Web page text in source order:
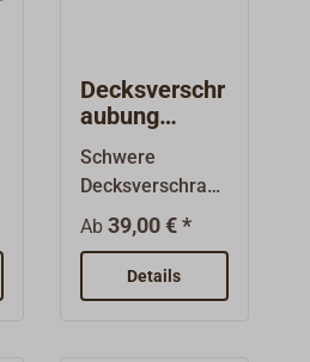
Decksverschr
aubung
Bronze GUIDI
Schwere
Decksverschrau
bung aus Bronze
mit gebürsteter
verchromter
Ab 39,00 € *
Details